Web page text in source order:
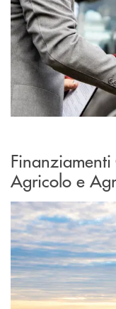
Agricolo e